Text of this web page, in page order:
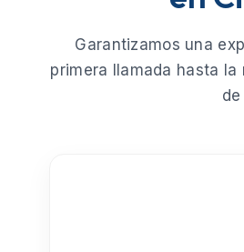
Garantizamos una
primera llamada hasta
de